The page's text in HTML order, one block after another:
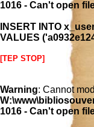
1016 - Can't open
INSERT INTO
VALUES
[TEP STOP]
Warning: Cannot
1016 - Can't open